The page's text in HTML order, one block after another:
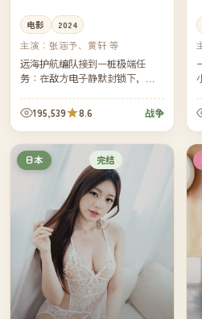
电影 2024
主演： 张涵予、黄轩 等
远海护航编队接到一桩极端任
务：在敌方电子静默封锁下，穿
域。指挥官必须重新学会只靠纸
海图与星辰判断方向。
195,539 8.6 战争
日本 完结